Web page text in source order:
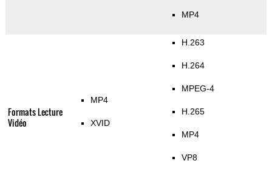
MP4
Formats Lecture
Vidéo
MP4
XVID
H.263
H.264
MPEG-4
H.265
MP4
VP8